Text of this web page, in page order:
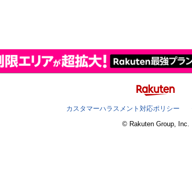
カスタマーハラスメント対応ポリシー
© Rakuten Group, Inc.